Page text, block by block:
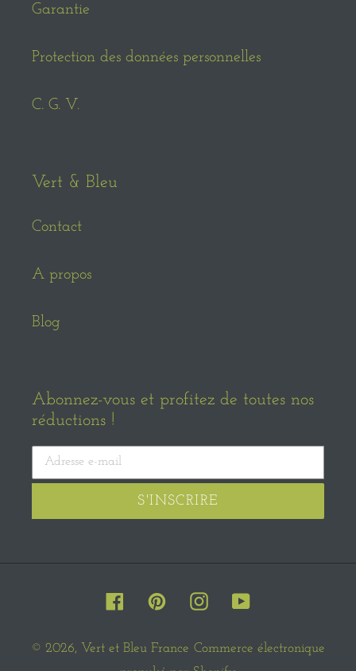
Garantie
Protection des données personnelles
C. G. V.
Vert & Bleu
Contact
A propos
Blog
Abonnez-vous et profitez de toutes nos
réductions !
S'INSCRIRE
FacebookPinterestInstagramYouTube
© 2026, Vert et Bleu France Commerce électronique